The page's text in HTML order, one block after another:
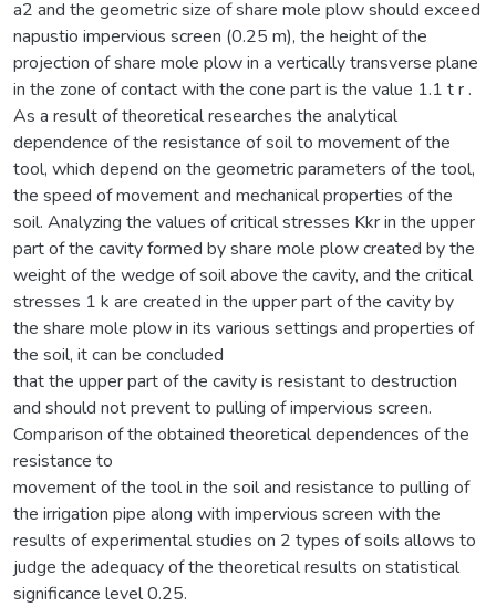
a2 and the geometric size of share mole plow should exceed
napustio impervious screen (0.25 m), the height of the
projection of share mole plow in a vertically transverse plane
in the zone of contact with the cone part is the value 1.1 t r .
As a result of theoretical researches the analytical
dependence of the resistance of soil to movement of the
tool, which depend on the geometric parameters of the tool,
the speed of movement and mechanical properties of the
soil. Analyzing the values of critical stresses Kkr in the upper
part of the cavity formed by share mole plow created by the
weight of the wedge of soil above the cavity, and the critical
stresses 1 k are created in the upper part of the cavity by
the share mole plow in its various settings and properties of
the soil, it can be concluded
that the upper part of the cavity is resistant to destruction
and should not prevent to pulling of impervious screen.
Comparison of the obtained theoretical dependences of the
resistance to
movement of the tool in the soil and resistance to pulling of
the irrigation pipe along with impervious screen with the
results of experimental studies on 2 types of soils allows to
judge the adequacy of the theoretical results on statistical
significance level 0.25.